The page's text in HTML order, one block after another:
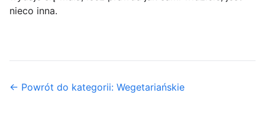
nieco inna.
← Powrót do kategorii: Wegetariańskie